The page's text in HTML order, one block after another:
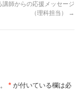
講師からの応援メッセージ
（理科担当）
→
* が付いている欄は必